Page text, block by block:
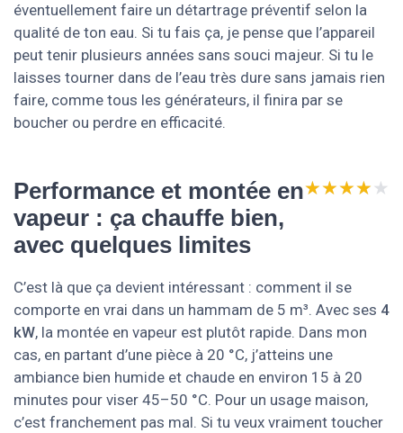
éventuellement faire un détartrage préventif selon la
qualité de ton eau. Si tu fais ça, je pense que l’appareil
peut tenir plusieurs années sans souci majeur. Si tu le
laisses tourner dans de l’eau très dure sans jamais rien
faire, comme tous les générateurs, il finira par se
boucher ou perdre en efficacité.
Performance et montée en
vapeur : ça chauffe bien,
avec quelques limites
★★★★★
★★★★★
C’est là que ça devient intéressant : comment il se
comporte en vrai dans un hammam de 5 m³. Avec ses 4
kW, la montée en vapeur est plutôt rapide. Dans mon
cas, en partant d’une pièce à 20 °C, j’atteins une
ambiance bien humide et chaude en environ 15 à 20
minutes pour viser 45–50 °C. Pour un usage maison,
c’est franchement pas mal. Si tu veux vraiment toucher